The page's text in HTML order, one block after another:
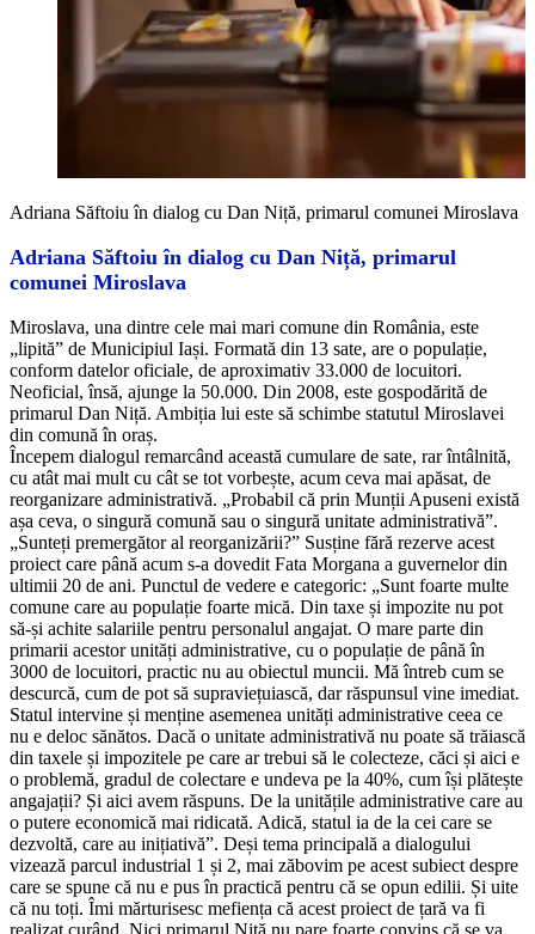
Adriana Săftoiu în dialog cu Dan Niță, primarul comunei Miroslava
Adriana Săftoiu în dialog cu Dan Niță, primarul
comunei Miroslava
Miroslava, una dintre cele mai mari comune din România, este
„lipită” de Municipiul Iași. Formată din 13 sate, are o populație,
conform datelor oficiale, de aproximativ 33.000 de locuitori.
Neoficial, însă, ajunge la 50.000. Din 2008, este gospodărită de
primarul Dan Niță. Ambiția lui este să schimbe statutul Miroslavei
din comună în oraș.
Începem dialogul remarcând această cumulare de sate, rar întâlnită,
cu atât mai mult cu cât se tot vorbește, acum ceva mai apăsat, de
reorganizare administrativă. „Probabil că prin Munții Apuseni există
așa ceva, o singură comună sau o singură unitate administrativă”.
„Sunteți premergător al reorganizării?” Susține fără rezerve acest
proiect care până acum s-a dovedit Fata Morgana a guvernelor din
ultimii 20 de ani. Punctul de vedere e categoric: „Sunt foarte multe
comune care au populație foarte mică. Din taxe și impozite nu pot
să-și achite salariile pentru personalul angajat. O mare parte din
primarii acestor unități administrative, cu o populație de până în
3000 de locuitori, practic nu au obiectul muncii. Mă întreb cum se
descurcă, cum de pot să supraviețuiască, dar răspunsul vine imediat.
Statul intervine și menține asemenea unități administrative ceea ce
nu e deloc sănătos. Dacă o unitate administrativă nu poate să trăiască
din taxele și impozitele pe care ar trebui să le colecteze, căci și aici e
o problemă, gradul de colectare e undeva pe la 40%, cum își plătește
angajații? Și aici avem răspuns. De la unitățile administrative care au
o putere economică mai ridicată. Adică, statul ia de la cei care se
dezvoltă, care au inițiativă”. Deși tema principală a dialogului
vizează parcul industrial 1 și 2, mai zăbovim pe acest subiect despre
care se spune că nu e pus în practică pentru că se opun edilii. Și uite
că nu toți. Îmi mărturisesc mefiența că acest proiect de țară va fi
realizat curând. Nici primarul Niță nu pare foarte convins că se va